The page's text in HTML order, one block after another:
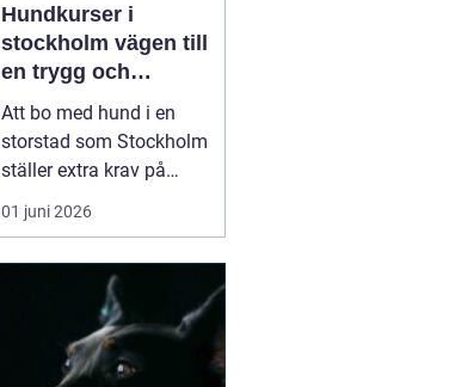
Hundkurser i
stockholm vägen till
en trygg och
samarbetsvillig
hund
Att bo med hund i en
storstad som Stockholm
ställer extra krav på
både människa och djur.
Trånga trottoarer,
kollektivtrafik och
många störningar gör
vardagen utmanande.
Samtidigt vill många ha
01 juni 2026